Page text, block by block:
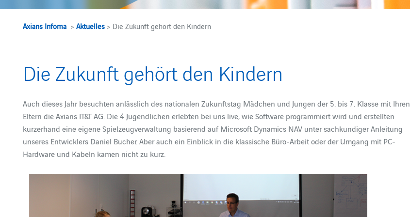
Axians Infoma >Aktuelles > Die Zukunft gehört den Kindern
Die Zukunft gehört den Kindern
Auch dieses Jahr besuchten anlässlich des nationalen Zukunftstag Mädchen und Jungen der 5. bis 7. Klasse mit Ihren
Eltern die Axians IT&T AG. Die 4 Jugendlichen erlebten bei uns live, wie Software programmiert wird und erstellten
kurzerhand eine eigene Spielzeugverwaltung basierend auf Microsoft Dynamics NAV unter sachkundiger Anleitung
unseres Entwicklers Daniel Bucher. Aber auch ein Einblick in die klassische Büro-Arbeit oder der Umgang mit PC-
Hardware und Kabeln kamen nicht zu kurz.